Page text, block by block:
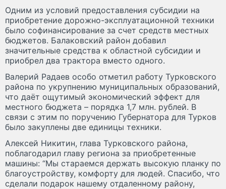
Одним из условий предоставления субсидии на
приобретение дорожно-эксплуатационной техники
было софинансирование за счет средств местных
бюджетов. Балаковский район добавил
значительные средства к областной субсидии и
приобрел два трактора вместо одного.
Валерий Радаев особо отметил работу Турковского
района по укрупнению муниципальных образований,
что даёт ощутимый экономический эффект для
местного бюджета – порядка 1,7 млн. рублей. В
связи с этим по поручению Губернатора для Турков
было закуплены две единицы техники.
Алексей Никитин, глава Турковского района,
поблагодарил главу региона за приобретенные
машины: “Мы стараемся держать высокую планку по
благоустройству, комфорту для людей. Спасибо, что
сделали подарок нашему отдаленному району,